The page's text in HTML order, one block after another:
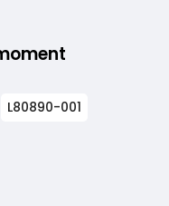
L80890-001